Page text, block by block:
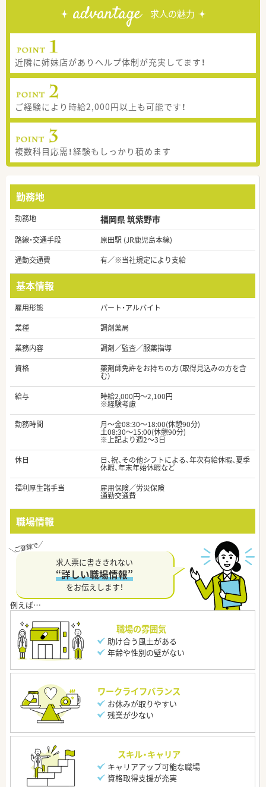
advantage 求人の魅力
近隣に姉妹店がありヘルプ体制が充実してます！
ご経験により時給2,000円以上も可能です！
複数科目応需！経験もしっかり積めます
勤務地
勤務地 福岡県 筑紫野市
路線・交通手段
原田駅 (JR鹿児島本線)
通勤交通費
有／※当社規定により支給
基本情報
雇用形態
パート・アルバイト
業種
調剤薬局
業務内容
調剤／監査／服薬指導
資格
薬剤師免許をお持ちの方（取得見込みの方を含
む）
給与
時給2,000円～2,100円
※経験考慮
勤務時間
月～金08:30～18:00(休憩90分)
土08:30～15:00(休憩90分)
※上記より週2～3日
休日
日、祝、その他シフトによる、年次有給休暇、夏季
休暇、年末年始休暇など
福利厚生諸手当
雇用保険／労災保険
通勤交通費
職場情報
求人票に書ききれない
“詳しい職場情報”
をお伝えします！
職場の雰囲気
助け合う風土がある
年齢や性別の壁がない
ワークライフバランス
お休みが取りやすい
残業が少ない
スキル・キャリア
キャリアアップ可能な職場
資格取得支援が充実